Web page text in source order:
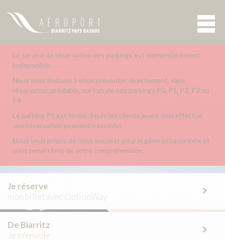
Le service de réservation des parkings est momentanément
indisponible.
Nous vous invitons à vous présenter directement, sans
réservation préalable, sur l’un de nos parkings P0, P1, P2, P3 ou
P4.
Le parking P5 est fermé. Seuls les clients ayant déjà effectué
une réservation peuvent y accéder.
Nous vous prions de nous excuser pour la gêne occasionnée et
vous remercions de votre compréhension.
Je réserve
mon billet avec OptionWay
De Biarritz
Je m'envole